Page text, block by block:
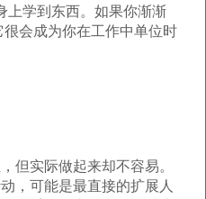
上学到东西。如果你渐渐
会成为你在工作中单位时
但实际做起来却不容易。
，可能是最直接的扩展人